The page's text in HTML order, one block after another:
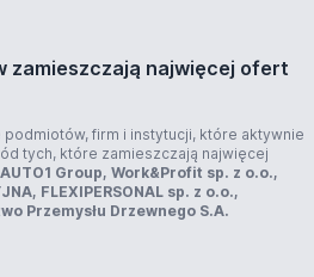
zamieszczają najwięcej ofert
podmiotów, firm i instytucji, które aktywnie
tych, które zamieszczają najwięcej
AUTO1 Group, Work&Profit sp. z o.o.,
FLEXIPERSONAL sp. z o.o.,
Przemysłu Drzewnego S.A.